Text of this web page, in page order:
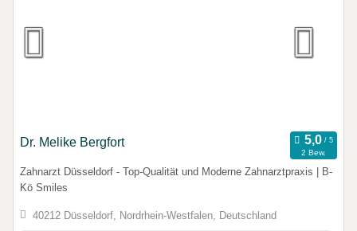
Dr. Melike Bergfort
2 Bew.
Zahnarzt Düsseldorf - Top-Qualität und Moderne Zahnarztpraxis | B-
Kö Smiles
40212 Düsseldorf, Nordrhein-Westfalen, Deutschland